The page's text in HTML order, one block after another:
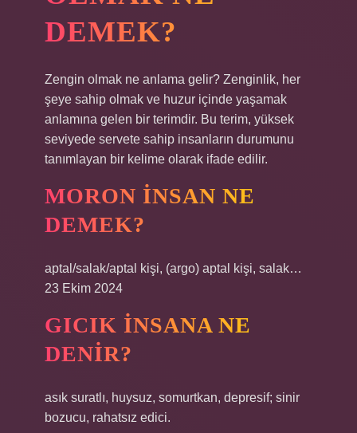
DEMEK?
Zengin olmak ne anlama gelir? Zenginlik, her
şeye sahip olmak ve huzur içinde yaşamak
anlamına gelen bir terimdir. Bu terim, yüksek
seviyede servete sahip insanların durumunu
tanımlayan bir kelime olarak ifade edilir.
MORON INSAN NE
DEMEK?
aptal/salak/aptal kişi, (argo) aptal kişi, salak…
23 Ekim 2024
GICIK INSANA NE
DENIR?
asık suratlı, huysuz, somurtkan, depresif; sinir
bozucu, rahatsız edici.